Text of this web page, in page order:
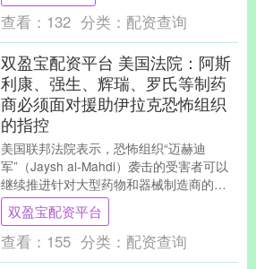
查看： 132 分类： 配资查询
双盈宝配资平台 美国法院：阿斯
利康、强生、辉瑞、罗氏等制药
商必须面对援助伊拉克恐怖组织
的指控
美国联邦法院表示，恐怖组织“迈赫迪
军”（Jaysh al-Mahdi）袭击的受害者可以
继续推进针对大型药物和器械制造商的
《反恐怖主义法》（ATA）辅助教唆指
控。....
双盈宝配资平台
查看： 155 分类： 配资查询